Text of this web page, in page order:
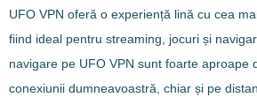
UFO VPN oferă o experiență lină cu cea
fiind ideal pentru streaming, jocuri și
navigare pe UFO VPN sunt foarte aproape
conexiunii dumneavoastră, chiar și pe